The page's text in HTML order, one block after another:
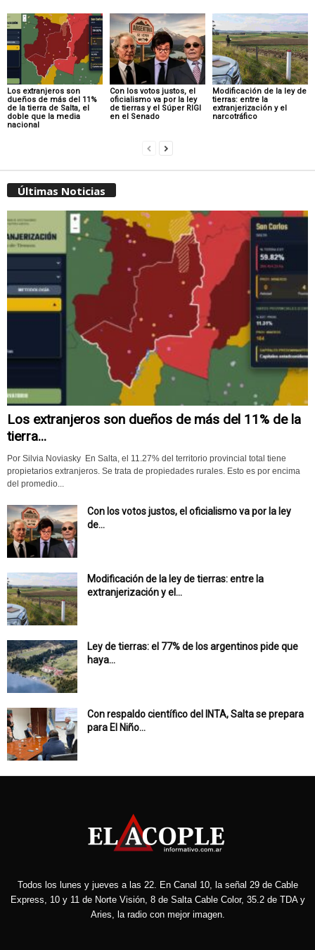
Los extranjeros son
dueños de más del 11%
de la tierra de Salta, el
doble que la media
nacional
Con los votos justos, el
oficialismo va por la ley
de tierras y el Súper RIGI
en el Senado
Modificación de la ley de
tierras: entre la
extranjerización y el
narcotráfico
Últimas Noticias
Los extranjeros son dueños de más del 11% de la
tierra...
Por Silvia Noviasky En Salta, el 11.27% del territorio provincial total tiene
propietarios extranjeros. Se trata de propiedades rurales. Esto es por encima
del promedio...
Con los votos justos, el oficialismo va por la ley
de...
Modificación de la ley de tierras: entre la
extranjerización y el...
Ley de tierras: el 77% de los argentinos pide que
haya...
Con respaldo científico del INTA, Salta se prepara
para El Niño...
Todos los lunes y jueves a las 22. En Canal 10, la señal 29 de Cable
Express, 10 y 11 de Norte Visión, 8 de Salta Cable Color, 35.2 de TDA y
Aries, la radio con mejor imagen.